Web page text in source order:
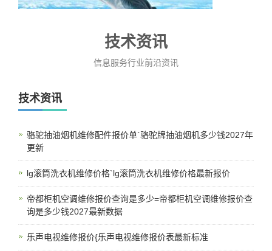
技术资讯
信息服务行业前沿资讯
技术资讯
骆驼抽油烟机维修配件报价单`骆驼牌抽油烟机多少钱2027年
更新
lg滚筒洗衣机维修价格`lg滚筒洗衣机维修价格最新报价
帝都柜机空调维修报价查询是多少=帝都柜机空调维修报价查
询是多少钱2027最新数据
乐声电视维修报价{乐声电视维修报价表最新标准